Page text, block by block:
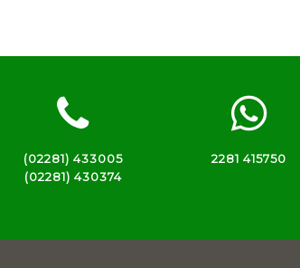
(02281) 433005
(02281) 430374
2281 415750